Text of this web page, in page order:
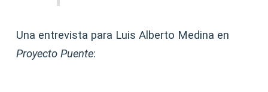
Una entrevista para Luis Alberto Medina en
Proyecto Puente: